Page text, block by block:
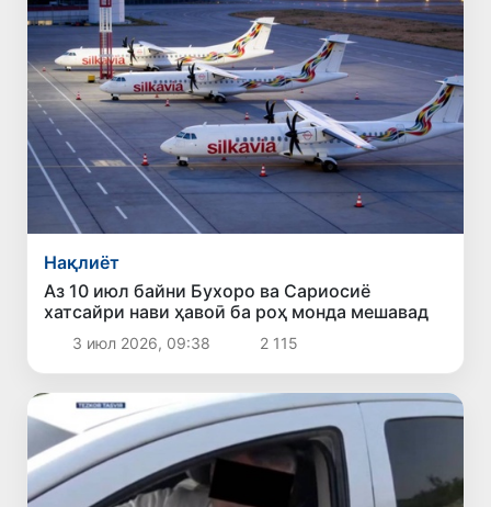
Нақлиёт
Аз 10 июл байни Бухоро ва Сариосиё
хатсайри нави ҳавоӣ ба роҳ монда мешавад
3 июл 2026, 09:38 2 115